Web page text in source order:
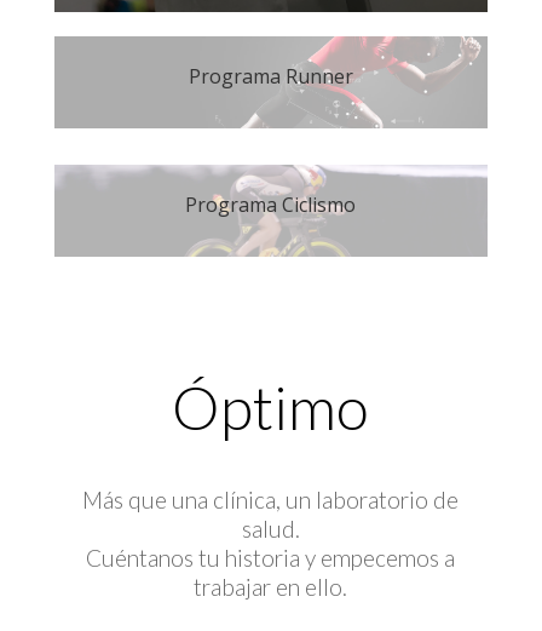
Programa Runner
Programa Ciclismo
Óptimo
Más que una clínica, un laboratorio de
salud.
Cuéntanos tu historia y empecemos a
trabajar en ello.